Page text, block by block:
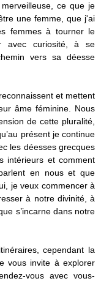
ce que je
une femme, que j'ai
femmes à tourner le
avec curiosité, à se
vers sa déesse
et mettent
âme féminine. Nous
de cette pluralité,
présent je continue
les déesses grecques
intérieurs et comment
en nous et que
je veux commencer à
à notre divinité, à
s’incarne dans notre
cependant la
vous invite à explorer
vous avec vous-